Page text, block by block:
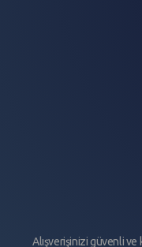
Alışverişinizi güvenli